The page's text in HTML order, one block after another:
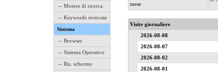
-- Motore di ricerca
-- Keywords ricercate
Sistema
-- Browser
-- Sistema Operativo
-- Ris. schermo
mese
Visite giornaliere
2026-08-08
2026-08-07
2026-08-02
2026-08-01